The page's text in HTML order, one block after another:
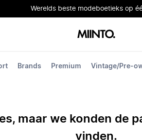
Werelds beste modeboetieks op
Brands Premium Vintage/Pre-
maar we konden de
vinden.